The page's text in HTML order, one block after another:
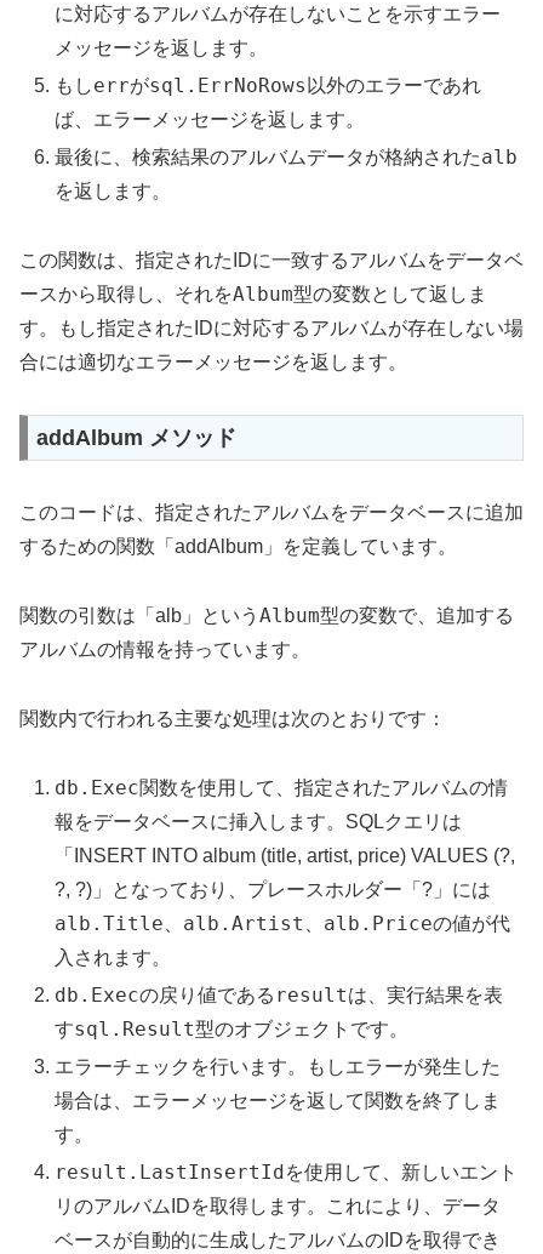
に対応するアルバムが存在しないことを示すエラー
メッセージを返します。
もしerrがsql.ErrNoRows 以外のエラーであれ
ば、エラーメッセージを返します。
最後に、検索結果のアルバムデータが格納されたalb
を返します。
この関数は、指定されたIDに一致するアルバムをデータベ
ースから取得し、それをAlbum型の変数として返しま
す。もし指定されたIDに対応するアルバムが存在しない場
合には適切なエラーメッセージを返します。
addAlbum メソッド
このコードは、指定されたアルバムをデータベースに追加
するための関数「addAlbum」を定義しています。
関数の引数は「alb」という Album型の変数で、追加する
アルバムの情報を持っています。
関数内で行われる主要な処理は次のとおりです：
db.Exec関数を使用して、指定されたアルバムの情
報をデータベースに挿入します。SQLクエリは
「INSERT INTO album (title, artist, price) VALUES (?,
?, ?)」となっており、プレースホルダー「?」には
alb.Title alb.Artist alb.Priceの値が代
入されます。
db.Execの戻り値である resultは、実行結果を表
すsql.Result型のオブジェクトです。
エラーチェックを行います。もしエラーが発生した
場合は、エラーメッセージを返して関数を終了しま
す。
result.LastInsertIdを使用して、新しいエント
リのアルバムIDを取得します。これにより、データ
ベースが自動的に生成したアルバムのIDを取得でき